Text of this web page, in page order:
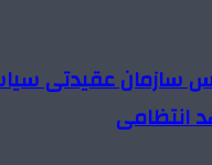
سازمان عقیدتی
انتظامی